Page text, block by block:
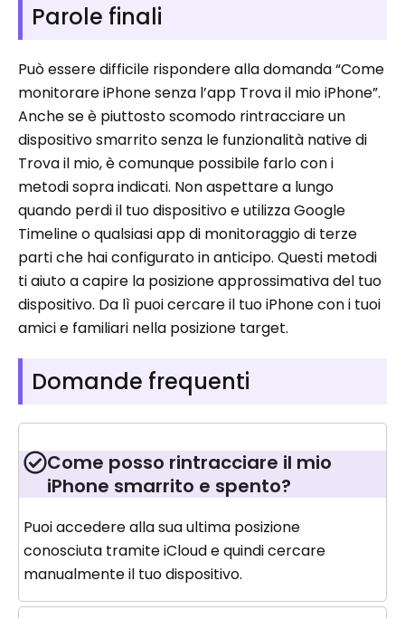
Parole finali
Può essere difficile rispondere alla domanda “Come
monitorare iPhone senza l’app Trova il mio iPhone”.
Anche se è piuttosto scomodo rintracciare un
dispositivo smarrito senza le funzionalità native di
Trova il mio, è comunque possibile farlo con i
metodi sopra indicati. Non aspettare a lungo
quando perdi il tuo dispositivo e utilizza Google
Timeline o qualsiasi app di monitoraggio di terze
parti che hai configurato in anticipo. Questi metodi
ti aiuto a capire la posizione approssimativa del tuo
dispositivo. Da lì puoi cercare il tuo iPhone con i tuoi
amici e familiari nella posizione target.
Domande frequenti
Come posso rintracciare il mio
iPhone smarrito e spento?
Puoi accedere alla sua ultima posizione
conosciuta tramite iCloud e quindi cercare
manualmente il tuo dispositivo.